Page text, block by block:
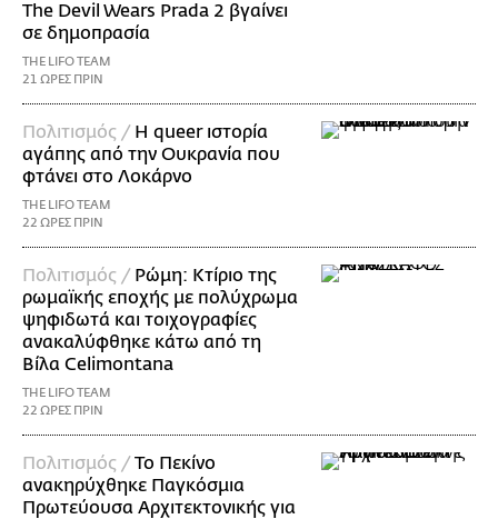
The Devil Wears Prada 2 βγαίνει
σε δημοπρασία
THE LIFO TEAM
21 ΩΡΕΣ ΠΡΙΝ
Πολιτισμός / Η queer ιστορία
αγάπης από την Ουκρανία που
φτάνει στο Λοκάρνο
THE LIFO TEAM
22 ΩΡΕΣ ΠΡΙΝ
Πολιτισμός / Ρώμη: Κτίριο της
ρωμαϊκής εποχής με πολύχρωμα
ψηφιδωτά και τοιχογραφίες
ανακαλύφθηκε κάτω από τη
Βίλα Celimontana
THE LIFO TEAM
22 ΩΡΕΣ ΠΡΙΝ
Πολιτισμός /Το Πεκίνο
ανακηρύχθηκε Παγκόσμια
Πρωτεύουσα Αρχιτεκτονικής για